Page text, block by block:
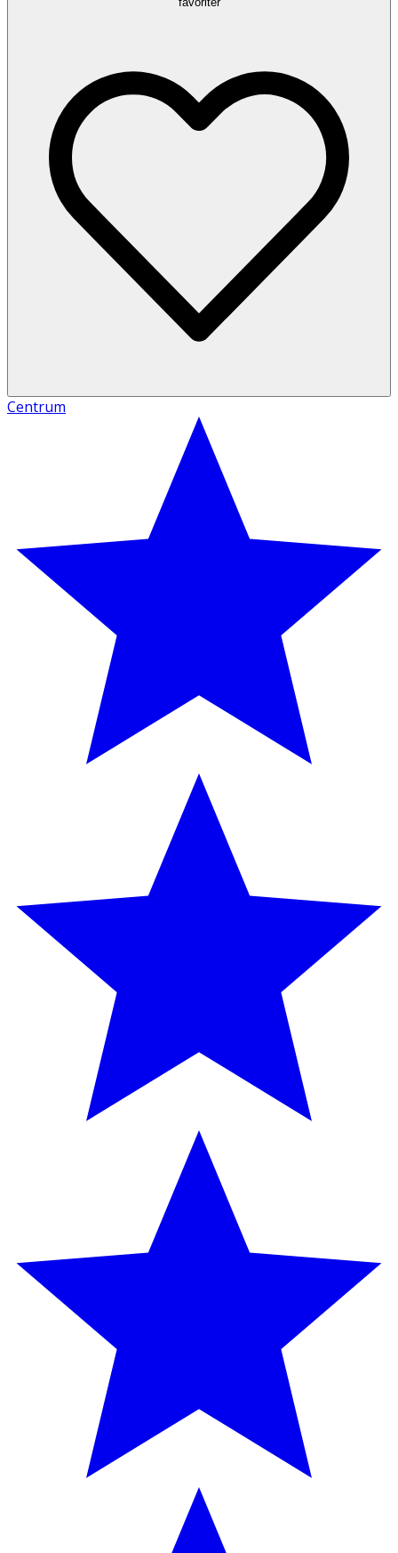
Centrum